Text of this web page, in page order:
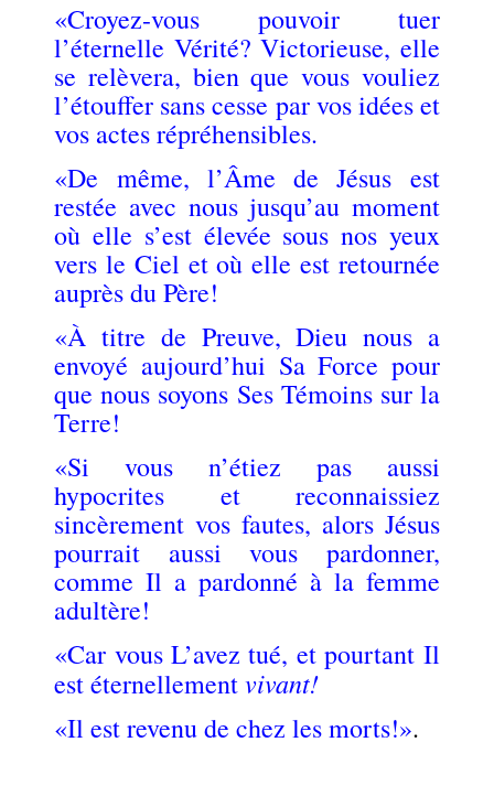
«Croyez-vous pouvoir tuer
l’éternelle Vérité? Victorieuse, elle
se relèvera, bien que vous vouliez
l’étouffer sans cesse par vos idées et
vos actes répréhensibles.
«De même, l’Âme de Jésus est
restée avec nous jusqu’au moment
où elle s’est élevée sous nos yeux
vers le Ciel et où elle est retournée
auprès du Père!
«À titre de Preuve, Dieu nous a
envoyé aujourd’hui Sa Force pour
que nous soyons Ses Témoins sur la
Terre!
«Si vous n’étiez pas aussi
hypocrites et reconnaissiez
sincèrement vos fautes, alors Jésus
pourrait aussi vous pardonner,
comme Il a pardonné à la femme
adultère!
«Car vous L’avez tué, et pourtant Il
est éternellementvivant!
«Il est revenu de chez les morts!».